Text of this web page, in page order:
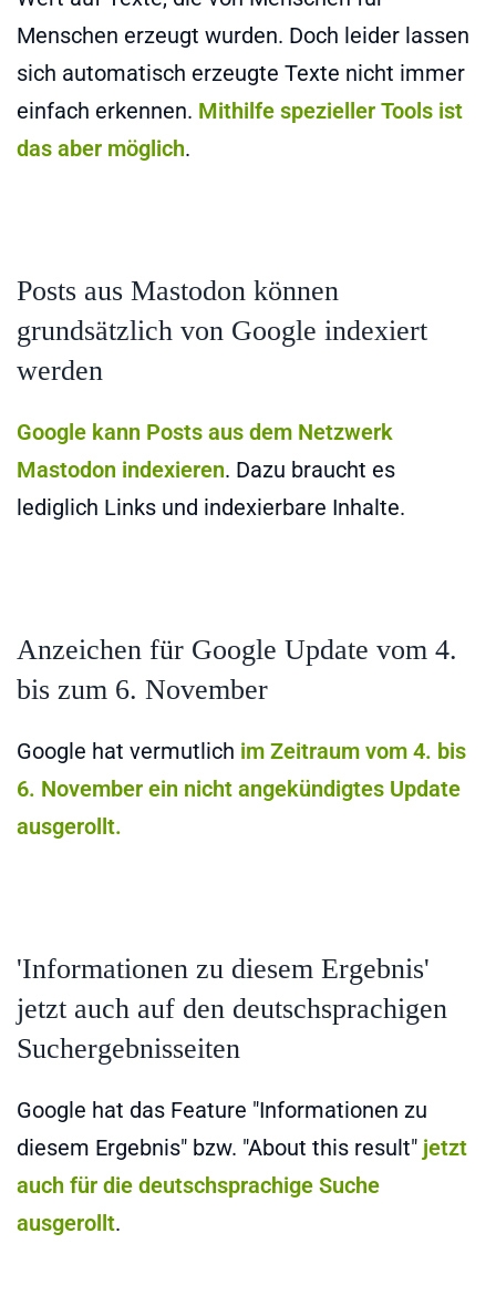
Menschen erzeugt wurden. Doch leider lassen
sich automatisch erzeugte Texte nicht immer
einfach erkennen. Mithilfe spezieller Tools ist
das aber möglich.
Posts aus Mastodon können
grundsätzlich von Google indexiert
werden
Google kann Posts aus dem Netzwerk
Mastodon indexieren. Dazu braucht es
lediglich Links und indexierbare Inhalte.
Anzeichen für Google Update vom 4.
bis zum 6. November
Google hat vermutlich im Zeitraum vom 4. bis
6. November ein nicht angekündigtes Update
ausgerollt.
'Informationen zu diesem Ergebnis'
jetzt auch auf den deutschsprachigen
Suchergebnisseiten
Google hat das Feature "Informationen zu
diesem Ergebnis" bzw. "About this result" jetzt
auch für die deutschsprachige Suche
ausgerollt.